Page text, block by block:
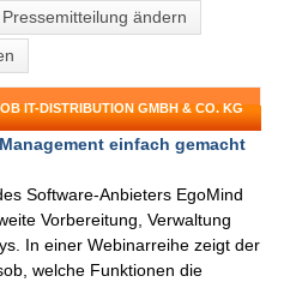
Pressemitteilung ändern
IT-DISTRIBUTION GMBH & CO. KG
einfach gemacht
Software-Anbieters EgoMind
Vorbereitung, Verwaltung
In einer Webinarreihe zeigt der
welche Funktionen die